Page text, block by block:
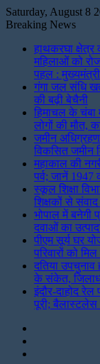
Saturday, August 8
Breaking News
हाथकरघा क्षेत्र
महिलाओं को
पहल :
गंगा जल संधि
की बढ़ी बेचैनी
हिमाचल के चंबा
लोगों की मौत,
जमीन
विकसित जमीन
महाकाल की
पर्व; जानें
स्कूल शिक्षा
शिक्षकों से संवाद
भोपाल में बनेगी
दवाओं का
पीएम सूर्य घर
परिवारों को
दतिया
के संकेत,
इंदौर-दाहोद
पूरी;